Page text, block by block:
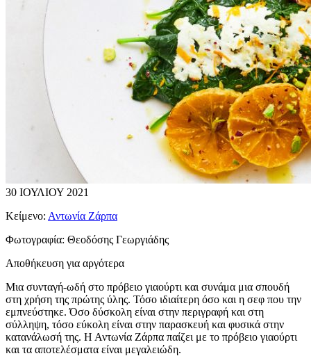
30 ΙΟΥΛΙΟΥ 2021
Κείμενο: Αντωνία Ζάρπα
Φωτογραφία: Θεοδόσης Γεωργιάδης
Αποθήκευση για αργότερα
Μια συνταγή-ωδή στο πρόβειο γιαούρτι και συνάμα μια σπουδή
στη χρήση της πρώτης ύλης. Τόσο ιδιαίτερη όσο και η σεφ που την
εμπνεύστηκε. Όσο δύσκολη είναι στην περιγραφή και στη
σύλληψη, τόσο εύκολη είναι στην παρασκευή και φυσικά στην
κατανάλωσή της. Η Αντωνία Ζάρπα παίζει με το πρόβειο γιαούρτι
και τα αποτελέσματα είναι μεγαλειώδη.